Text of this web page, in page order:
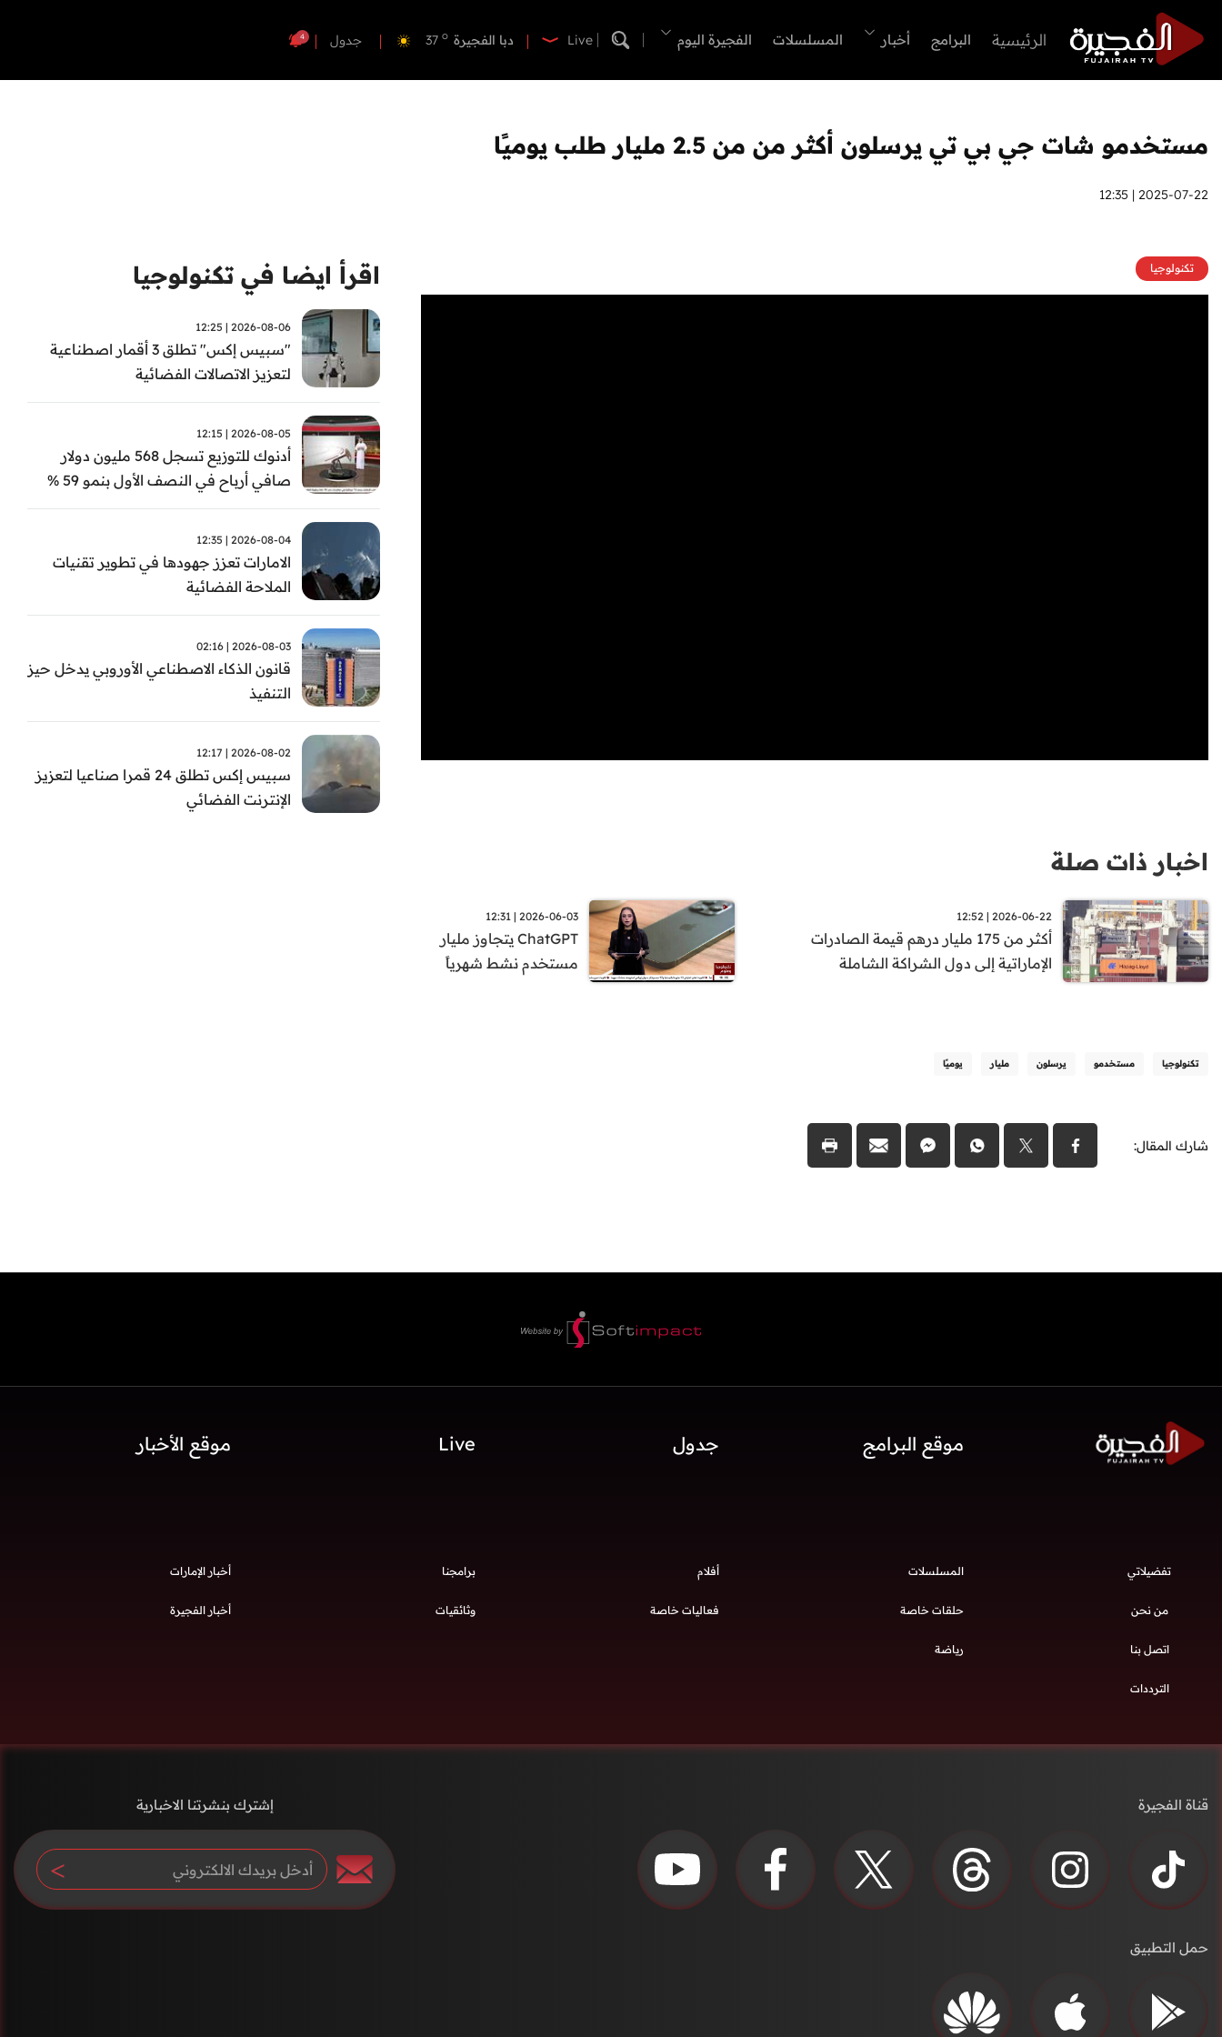
الرئيسية البرامج أخبار المسلسلات الفجيرة اليوم Live دبا الفجيرة 37 o
أم القيوين
جدول 4
مستخدمو شات جي بي تي يرسلون أكثر من من 2.5 مليار طلب يوميًا
2025-07-22 | 12:35
تكنولوجيا
اخبار ذات صلة
2026-06-22 | 12:52
أكثر من 175 مليار درهم قيمة الصادرات
الإماراتية إلى دول الشراكة الشاملة
2026-06-03 | 12:31
ChatGPT يتجاوز مليار
مستخدم نشط شهرياً
تكنولوجيا مستخدمو يرسلون مليار يوميًا
شارك المقال:
اقرأ ايضا في تكنولوجيا
2026-08-06 | 12:25
"سبيس إكس" تطلق 3 أقمار اصطناعية
لتعزيز الاتصالات الفضائية
2026-08-05 | 12:15
أدنوك للتوزيع تسجل 568 مليون دولار
صافي أرباح في النصف الأول بنمو 59 %
2026-08-04 | 12:35
الامارات تعزز جهودها في تطوير تقنيات
الملاحة الفضائية
2026-08-03 | 02:16
قانون الذكاء الاصطناعي الأوروبي يدخل حيز
التنفيذ
2026-08-02 | 12:17
سبيس إكس تطلق 24 قمرا صناعيا لتعزيز
الإنترنت الفضائي
موقع البرامج جدول Live موقع الأخبار
تفضيلاتي
من نحن
اتصل بنا
الترددات
المسلسلات أفلام برامجنا
حلقات خاصة فعاليات خاصة وثائقيات
رياضة
أخبار الإمارات
أخبار الفجيرة
قناة الفجيرة
حمل التطبيق
إشترك بنشرتنا الاخبارية